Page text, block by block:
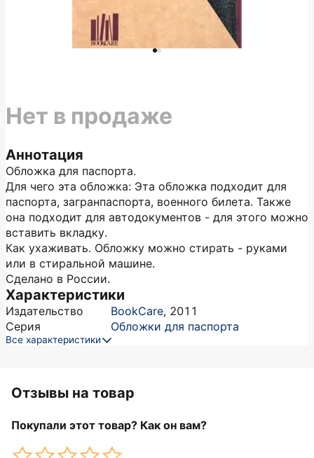
Аннотация
Обложка для паспорта.
Для чего эта обложка: Эта обложка подходит для
паспорта, загранпаспорта, военного билета. Также
она подходит для автодокументов - для этого можно
вставить вкладку.
Как ухаживать. Обложку можно стирать - руками
или в стиральной машине.
Сделано в России.
Характеристики
Издательство BookCare, 2011
Серия
Обложки для паспорта
Все характеристики
Нет в продаже
Отзывы на товар
Покупали этот товар? Как он вам?